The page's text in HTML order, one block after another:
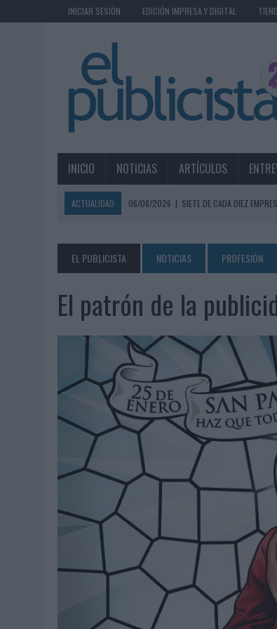
INICIAR SESIÓN EDICIÓN IMPRESA Y DIGITAL
INICIO NOTICIAS ARTÍCULOS
ACTUALIDAD 06/08/2026 | SIETE DE CADA DIEZ
LA TELEVISIÓN SIGUE LIDERANDO EL
06/08/2026 | EL USO DE LA IA GENERATIVA ALCANZA YA AL
06/08/2026
SYSTEM1 NOMBRA A KIMBERLY BASTONI
06/08/2026
FRIGO Y UNIQLO LANZAN UNA COLECCIÓN
LA IA ESTÁ SUBIENDO EL LISTÓN DE LA
| BEON WORLDWIDE LANZA RAÍZ URBANA
05/08/2026 |
FABRA COMUNICACIÓN INCORPORA A
05/08/2026 | LOPESAN HOTELS & RESORTS ACERCA EL
05/08/2026
LUIS ARQUILLOS (BURGO DE ARIAS): “LA
MONEDA”
04/08/2026 | ‘EL PARAÍSO MÁS CERCA’, DE 22GRADOS
|
‘LA ÚNICA CERVEZA DEL MUNDO QUE SE
04/08/2026
‘EL FÚTBOL SIN LAS PERSONAS’, DE
04/08/2026
CAPAZ, LA CERVEZA QUE CONVIERTE CADA
04/08/2026 | BABARIA Y MAXIBON SON ‘EL MATCH
AUDIBLE REIVINDICA EL PODER
03/08/2026 | ‘VUELVE EL FÚTBOL. VUELVE A SOÑAR’, DE
EL PUBLICISTA NOTICIAS PROFESIÓN
El patrón de la